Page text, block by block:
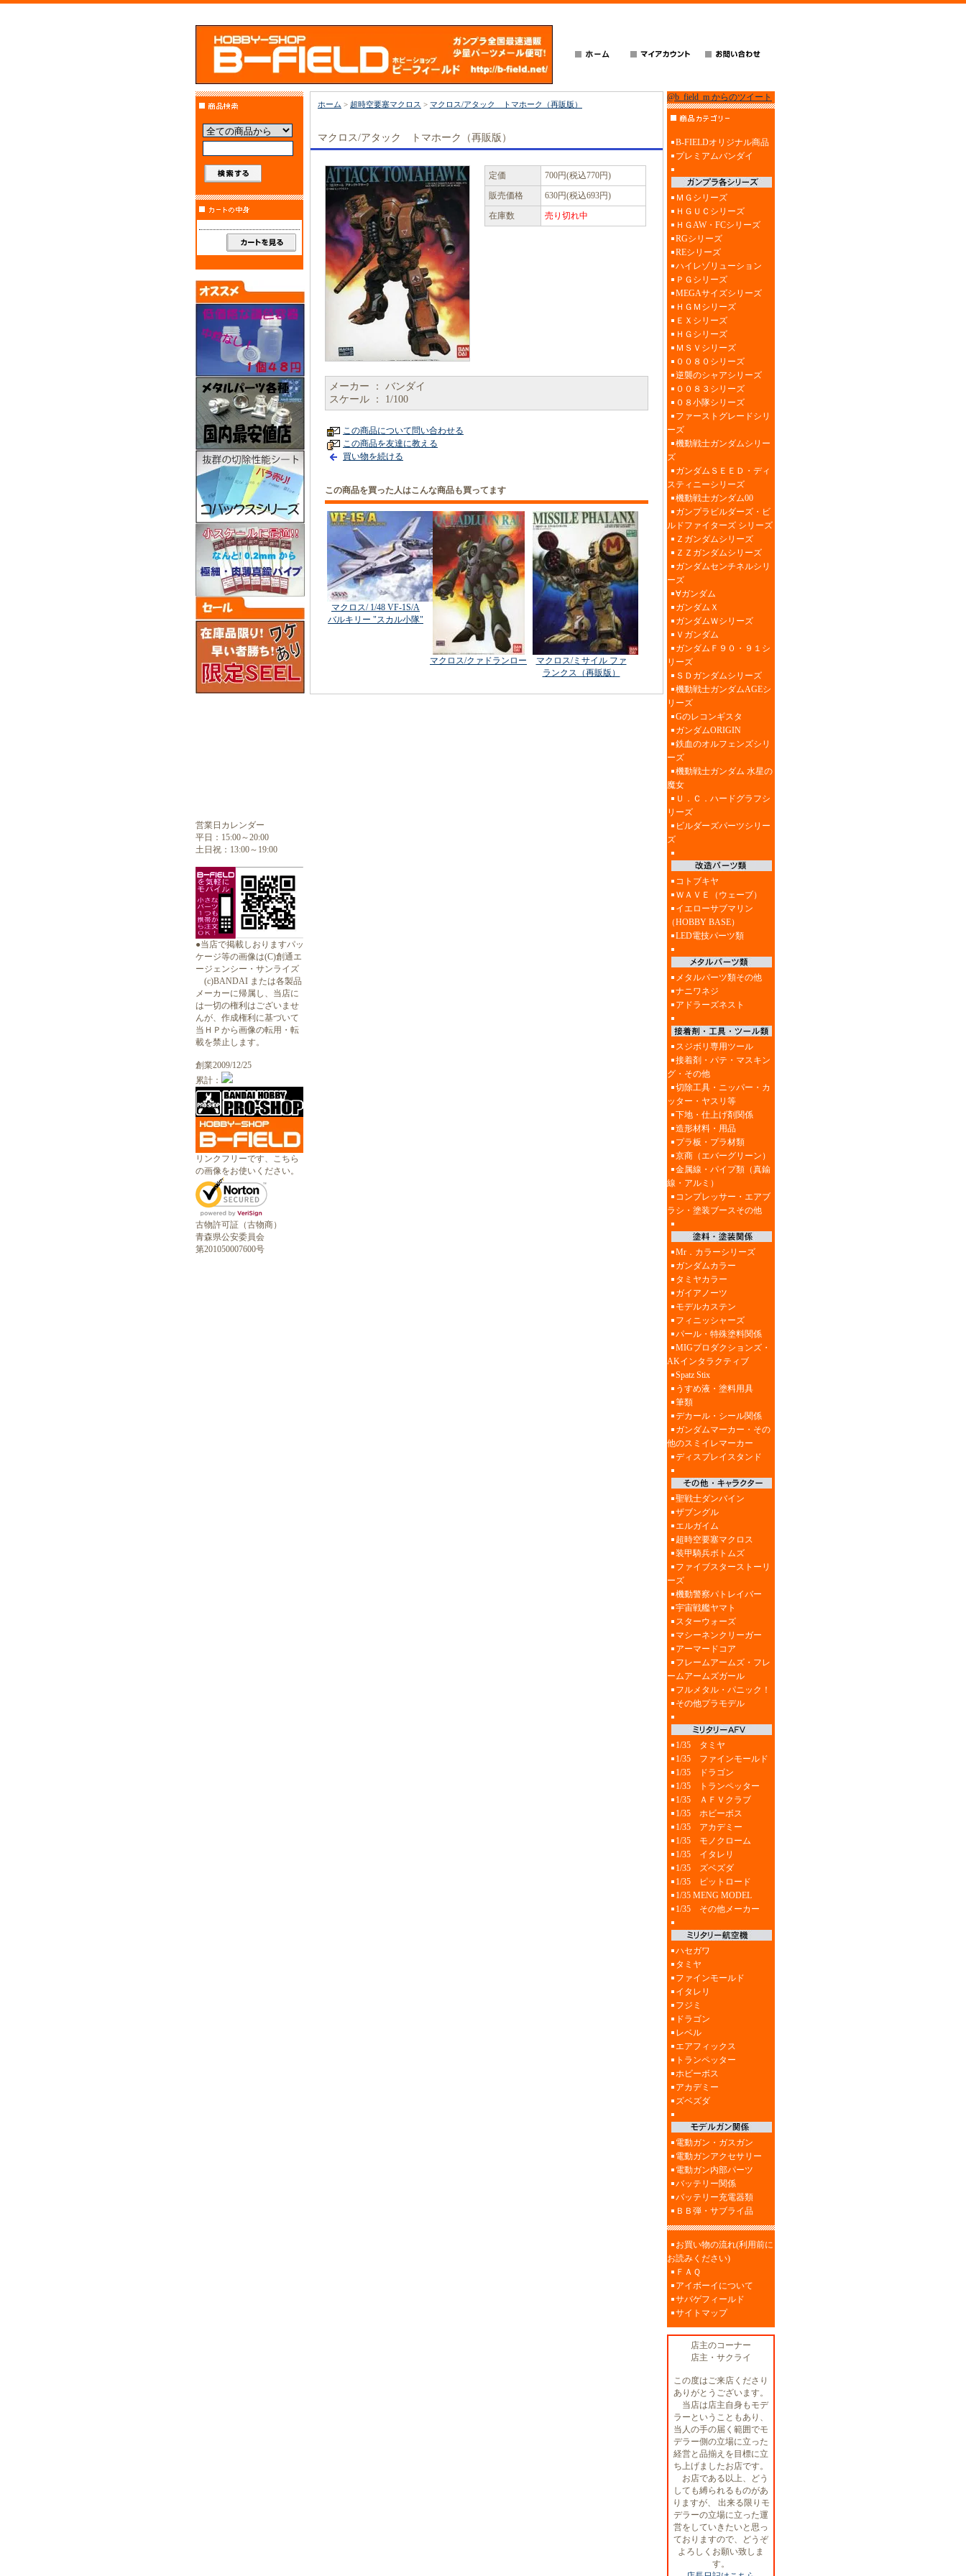
営業日カレンダー
平日：15:00～20:00
土日祝：13:00～19:00
●当店で掲載しおりますパッ
ケージ等の画像は(C)創通エ
ージェンシー・サンライズ
(c)BANDAI または各製品
メーカーに帰属し、当店に
は一切の権利はございませ
んが、作成権利に基づいて
当ＨＰから画像の転用・転
載を禁止します。
創業2009/12/25
累計：
リンクフリーです、こちら
の画像をお使いください。
古物許可証（古物商）
青森県公安委員会
第201050007600号
ホーム > 超時空要塞マクロス > マクロス/アタック トマホーク（再販版）
マクロス/アタック トマホーク（再販版）
定価
700円(税込770円)
販売価格
630円(税込693円)
在庫数
売り切れ中
メーカー ： バンダイ
スケール ： 1/100
この商品について問い合わせる
この商品を友達に教える
買い物を続ける
この商品を買った人はこんな商品も買ってます
マクロス/ 1/48 VF-1S/A
バルキリー "スカル小隊"
マクロス/クァドランロー
マクロス/ミサイル ファ
ランクス（再販版）
@b_field_m からのツイート
B-FIELDオリジナル商品
プレミアムバンダイ
ＭＧシリーズ
ＨＧＵＣシリーズ
ＨＧAW・FCシリーズ
RGシリーズ
REシリーズ
ハイレゾリューション
ＰＧシリーズ
MEGAサイズシリーズ
ＨＧＭシリーズ
ＥＸシリーズ
ＨＧシリーズ
ＭＳＶシリーズ
００８０シリーズ
逆襲のシャアシリーズ
００８３シリーズ
０８小隊シリーズ
ファーストグレードシリ
ーズ
機動戦士ガンダムシリー
ズ
ガンダムＳＥＥＤ・ディ
スティニーシリーズ
機動戦士ガンダム00
ガンプラビルダーズ・ビ
ルドファイターズ シリーズ
Ｚガンダムシリーズ
ＺＺガンダムシリーズ
ガンダムセンチネルシリ
ーズ
∀ガンダム
ガンダムＸ
ガンダムＷシリーズ
Ｖガンダム
ガンダムＦ９０・９１シ
リーズ
ＳＤガンダムシリーズ
機動戦士ガンダムAGEシ
リーズ
Gのレコンギスタ
ガンダムORIGIN
鉄血のオルフェンズシリ
ーズ
機動戦士ガンダム 水星の
魔女
Ｕ．Ｃ．ハードグラフシ
リーズ
ビルダーズパーツシリー
ズ
コトブキヤ
ＷＡＶＥ（ウェーブ）
イエローサブマリン
（HOBBY BASE）
LED電技パーツ類
メタルパーツ類その他
ナニワネジ
アドラーズネスト
スジボリ専用ツール
接着剤・パテ・マスキン
グ・その他
切除工具・ニッパー・カ
ッター・ヤスリ等
下地・仕上げ剤関係
造形材料・用品
プラ板・プラ材類
京商（エバーグリーン）
金属線・パイプ類（真鍮
線・アルミ）
コンプレッサー・エアブ
ラシ・塗装ブースその他
Mr．カラーシリーズ
ガンダムカラー
タミヤカラー
ガイアノーツ
モデルカステン
フィニッシャーズ
パール・特殊塗料関係
MIGプロダクションズ・
AKインタラクティブ
Spatz Stix
うすめ液・塗料用具
筆類
デカール・シール関係
ガンダムマーカー・その
他のスミイレマーカー
ディスプレイスタンド
聖戦士ダンバイン
ザブングル
エルガイム
超時空要塞マクロス
装甲騎兵ボトムズ
ファイブスターストーリ
ーズ
機動警察パトレイバー
宇宙戦艦ヤマト
スターウォーズ
マシーネンクリーガー
アーマードコア
フレームアームズ・フレ
ームアームズガール
フルメタル・パニック！
その他プラモデル
1/35 タミヤ
1/35 ファインモールド
1/35 ドラゴン
1/35 トランペッター
1/35 ＡＦＶクラブ
1/35 ホビーボス
1/35 アカデミー
1/35 モノクローム
1/35 イタレリ
1/35 ズベズダ
1/35 ピットロード
1/35 MENG MODEL
1/35 その他メーカー
ハセガワ
タミヤ
ファインモールド
イタレリ
フジミ
ドラゴン
レベル
エアフィックス
トランペッター
ホビーボス
アカデミー
ズベズダ
電動ガン・ガスガン
電動ガンアクセサリー
電動ガン内部パーツ
バッテリー関係
バッテリー充電器類
ＢＢ弾・サブライ品
お買い物の流れ(利用前に
お読みください)
ＦＡＱ
アイボーイについて
サバゲフィールド
サイトマップ
店主のコーナー
店主・サクライ
この度はご来店くださり
ありがとうございます。
当店は店主自身もモデ
ラーということもあり、
当人の手の届く範囲でモ
デラー側の立場に立った
経営と品揃えを目標に立
ち上げましたお店です。
お店である以上、どう
しても縛られるものがあ
りますが、 出来る限りモ
デラーの立場に立った運
営をしていきたいと思っ
ておりますので、どうぞ
よろしくお願い致しま
す。